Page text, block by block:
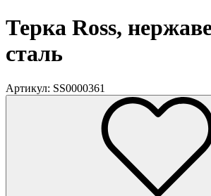
Терка Ross,
сталь
Артикул: SS0000361